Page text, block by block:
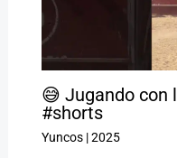
😅 Jugando con
#shorts
Yuncos|2025